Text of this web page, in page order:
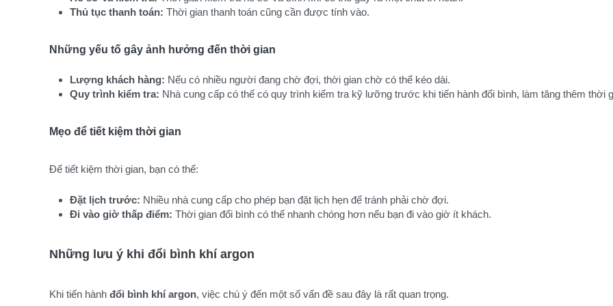
Thủ tục thanh toán: Thời gian thanh toán cũng cần được tính vào.
Những yếu tố gây ảnh hưởng đến thời gian
Lượng khách hàng: Nếu có nhiều người đang chờ đợi, thời gian chờ có thể kéo dài.
Quy trình kiểm tra: Nhà cung cấp có thể có quy trình kiểm tra kỹ lưỡng trước khi tiến hành đổi bình, làm tăng thêm thời
Mẹo để tiết kiệm thời gian
Để tiết kiệm thời gian, bạn có thể:
Đặt lịch trước: Nhiều nhà cung cấp cho phép bạn đặt lịch hẹn để tránh phải chờ đợi.
Đi vào giờ thấp điểm: Thời gian đổi bình có thể nhanh chóng hơn nếu bạn đi vào giờ ít khách.
Những lưu ý khi đổi bình khí argon
Khi tiến hành đổi bình khí argon, việc chú ý đến một số vấn đề sau đây là rất quan trọng.